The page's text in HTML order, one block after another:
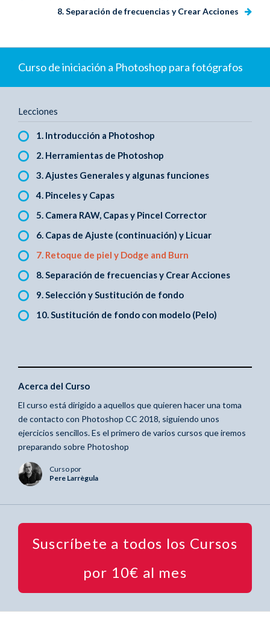
8. Separación de frecuencias y Crear Acciones
Curso de iniciación a Photoshop para fotógrafos
Lecciones
1. Introducción a Photoshop
2. Herramientas de Photoshop
3. Ajustes Generales y algunas funciones
4. Pinceles y Capas
5. Camera RAW, Capas y Pincel Corrector
6. Capas de Ajuste (continuación) y Licuar
7. Retoque de piel y Dodge and Burn
8. Separación de frecuencias y Crear Acciones
9. Selección y Sustitución de fondo
10. Sustitución de fondo con modelo (Pelo)
Acerca del Curso
El curso está dirigido a aquellos que quieren hacer una toma
de contacto con Photoshop CC 2018, siguiendo unos
ejercicios sencillos. Es el primero de varios cursos que iremos
preparando sobre Photoshop
Curso por
Pere Larrègula
Suscríbete a todos los Cursos
por 10€ al mes